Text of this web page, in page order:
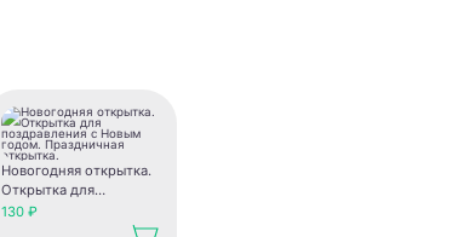
Новогодняя открытка.
Открытка для
поздравления с Новым
годом. Праздничная
130 ₽